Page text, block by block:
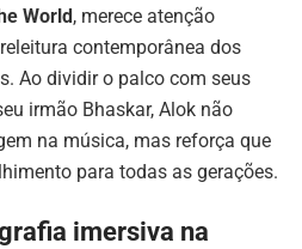
World , merece atenção
contemporânea dos
Ao dividir o palco com seus
irmão Bhaskar, Alok não
na música, mas reforça que
para todas as gerações.
imersiva na